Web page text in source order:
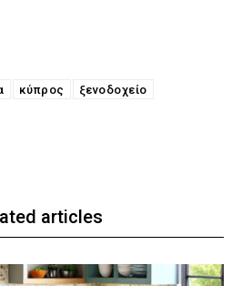
κύπρος ξενοδοχείο
articles